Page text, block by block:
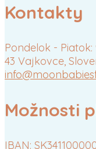
Kontakty
Pondelok - Piatok:
43 Vajkovce,
Možnosti
IBAN: